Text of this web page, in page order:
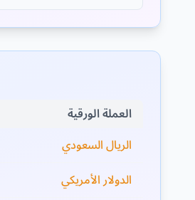
العملة الورقية
الريال السعودي
الدولار الأمريكي